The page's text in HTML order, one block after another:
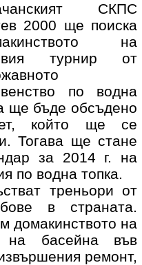
СКПС
2000 ще поиска
на
турнир от
по водна
ще бъде обсъдено
който ще се
Тогава ще стане
за 2014 г. на
по водна топка.
треньори от
в страната.
домакинството на
на басейна във
ремонт,